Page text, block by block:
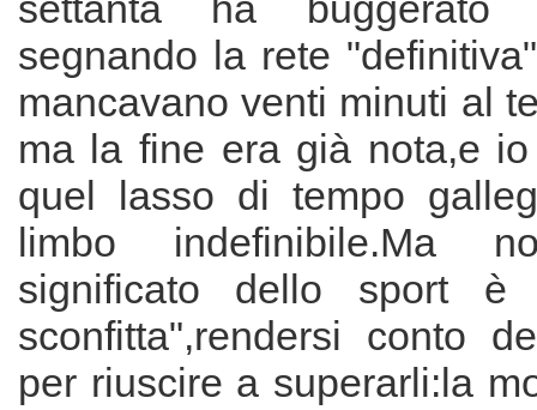
segnando la rete
mancavano venti minuti al
ma la fine era già nota,e
quel lasso di tempo
limbo indefinibile.Ma
significato dello sport è
sconfitta",rendersi conto
per riuscire a superarli:la